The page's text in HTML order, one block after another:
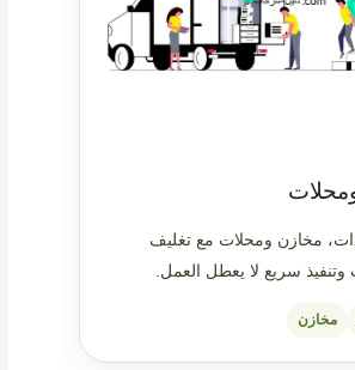
مخازن ومحلات مع تغليف
وتنفيذ سريع لا يعطل العمل.
مخازن